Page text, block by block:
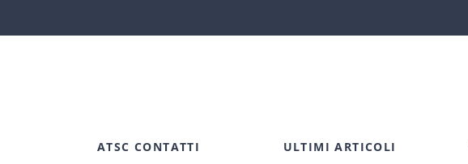
ATSC CONTATTI ULTIMI ARTICOLI